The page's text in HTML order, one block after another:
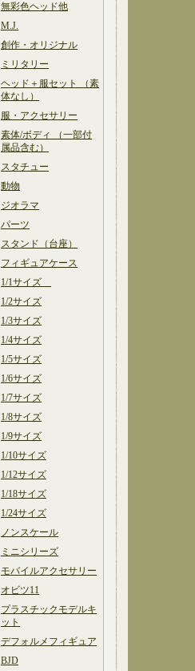
無彩色ヘッド他
M.J.
創作・オリジナル
ミリタリー
ヘッド＋服セット （素
体なし）
服・アクセサリー
素体/ボディ （一部付
属品含む）
スタチュー
動物
ジオラマ
パーツ
スタンド（台座）
フィギュアケース
1/1サイズ
1/2サイズ
1/3サイズ
1/4サイズ
1/5サイズ
1/6サイズ
1/7サイズ
1/8サイズ
1/9サイズ
1/10サイズ
1/12サイズ
1/18サイズ
1/24サイズ
ノンスケール
ミニシリーズ
モバイルアクセサリー
オビツ11
プラスチックモデルキ
ット
デフォルメフィギュア
BJD